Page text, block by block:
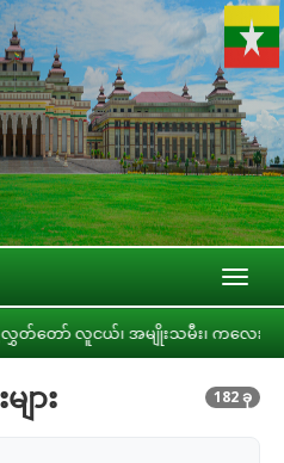
ကလေးသူငယ်နှင့် သက်ကြီးရွယ်အို အခွင့်အရ
ား 182 ခု